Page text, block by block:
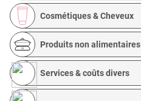
Cosmétiques & Cheveux
Produits non alimentaires
Services & coûts divers